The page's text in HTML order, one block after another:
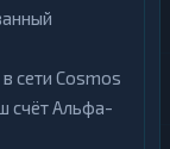
сети Cosmos
счёт Альфа-